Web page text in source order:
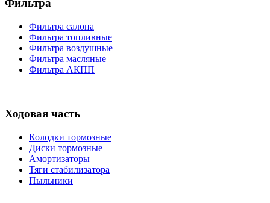
Фильтра
Фильтра салона
Фильтра топливные
Фильтра воздушные
Фильтра масляные
Фильтра АКПП
Ходовая часть
Колодки тормозные
Диски тормозные
Амортизаторы
Тяги стабилизатора
Пыльники